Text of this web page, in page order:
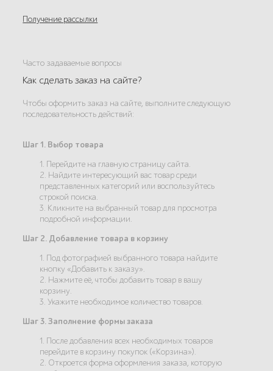
Получение рассылки
Часто задаваемые вопросы
Как сделать заказ на сайте?
Чтобы оформить заказ на сайте, выполните следующую
последовательность действий:
Шаг 1. Выбор товара
1. Перейдите на главную страницу сайта.
2. Найдите интересующий вас товар среди
представленных категорий или воспользуйтесь
строкой поиска.
3. Кликните на выбранный товар для просмотра
подробной информации.
Шаг 2. Добавление товара в корзину
1. Под фотографией выбранного товара найдите
кнопку «Добавить к заказу».
2. Нажмите её, чтобы добавить товар в вашу
корзину.
3. Укажите необходимое количество товаров.
Шаг 3. Заполнение формы заказа
1. После добавления всех необходимых товаров
перейдите в корзину покупок («Корзина»).
2. Откроется форма оформления заказа, которую